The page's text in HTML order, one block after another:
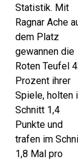
Statistik. Mit
Ragnar Ache
dem Platz
gewannen die
Roten Teufel
Prozent ihrer
Spiele, holten
Schnitt 1,4
Punkte und
trafen im
1,8 Mal pro